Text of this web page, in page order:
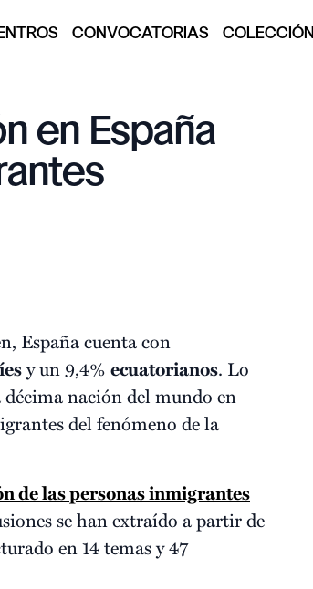
CONVOCATORIAS COLECCIÓN
en España
España cuenta con
y un 9,4% ecuatorianos. Lo
nación del mundo en
del fenómeno de la
de las personas inmigrantes
se han extraído a partir de
en 14 temas y 47